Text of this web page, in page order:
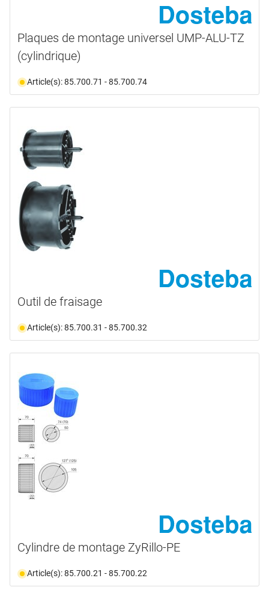
Plaques de montage universel UMP-ALU-TZ
(cylindrique)
Article(s): 85.700.71 - 85.700.74
Outil de fraisage
Article(s): 85.700.31 - 85.700.32
Cylindre de montage ZyRillo-PE
Article(s): 85.700.21 - 85.700.22